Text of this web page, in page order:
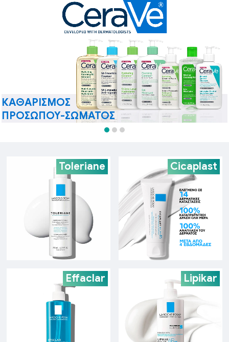
ΚΑΘΑΡΙΣΜΌΣ
ΠΡΟΣΏΠΟΥ-ΣΏΜΑΤΟΣ
Toleriane Cicaplast
Effaclar Lipikar